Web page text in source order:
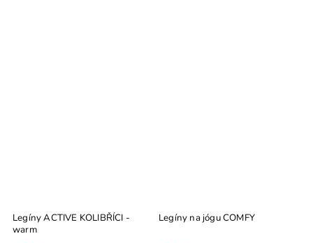
Legíny ACTIVE KOLIBŘÍCI -
warm
Legíny na jógu COMFY